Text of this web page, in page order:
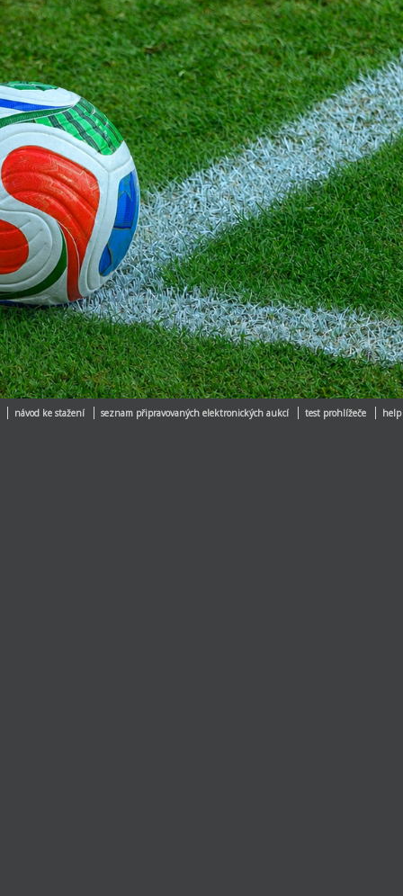
návod ke stažení seznam připravovaných elektronických aukcí test prohlížeče help